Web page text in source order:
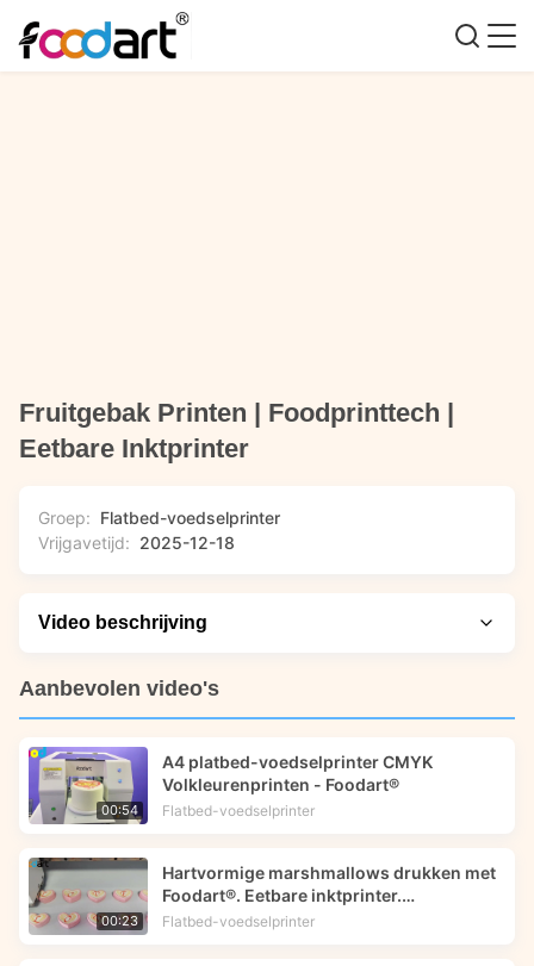
Fruitgebak Printen | Foodprinttech |
Eetbare Inktprinter
Groep: Flatbed-voedselprinter
Vrijgavetijd: 2025-12-18
Video beschrijving
Laten we erin duiken: deze oplossing in actie zien en de
Foodprinttech de decoratie van fruitgebakjes met precisie en
creativiteit transformeert. Bekijk een live demonstratie van
het drukproces, leer meer over de technologie achter
voedselpresentatie kunnen verbeteren om de
aantrekkelijkheid van hun klanten te vergroten.
Aanbevolen video's
00:54
A4 platbed-voedselprinter CMYK
Volkleurenprinten - Foodart®
Flatbed-voedselprinter
00:23
Hartvormige marshmallows drukken met
Foodart®. Eetbare inktprinter.
Foodprinttech.
Flatbed-voedselprinter